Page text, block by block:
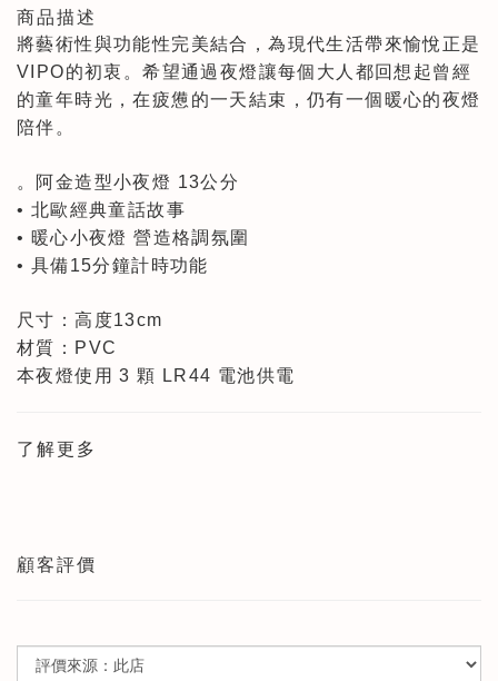
商品描述
將藝術性與功能性完美結合，為現代生活帶來愉悅正是
VIPO的初衷。希望通過夜燈讓每個大人都回想起曾經
的童年時光，在疲憊的一天結束，仍有一個暖心的夜燈
陪伴。
。阿金造型小夜燈 13公分
• 北歐經典童話故事
• 暖心小夜燈 營造格調氛圍
• 具備15分鐘計時功能
尺寸：高度13cm
材質：PVC
本夜燈使用 3 顆 LR44 電池供電
了解更多
顧客評價